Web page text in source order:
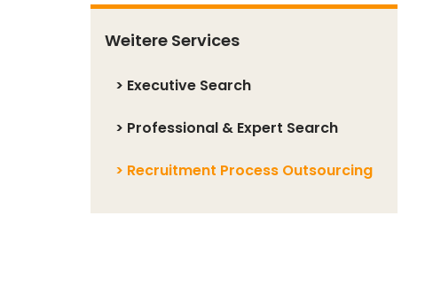
Weitere Services
> Executive Search
> Professional & Expert Search
> Recruitment Process Outsourcing